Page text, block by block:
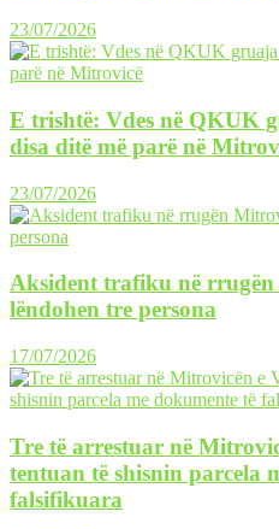
23/07/2026
E trishtë: Vdes në QKUK
disa ditë më parë në
23/07/2026
Aksident trafiku në
lëndohen tre persona
17/07/2026
Tre të arrestuar në
tentuan të shisnin parcela
falsifikuara